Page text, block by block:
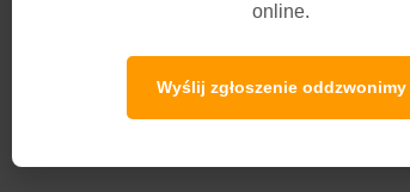
online.
Wyślij zgłoszenie oddzwonimy